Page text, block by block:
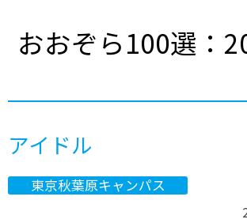
おおぞら100選：
アイドル
東京秋葉原キャンパス